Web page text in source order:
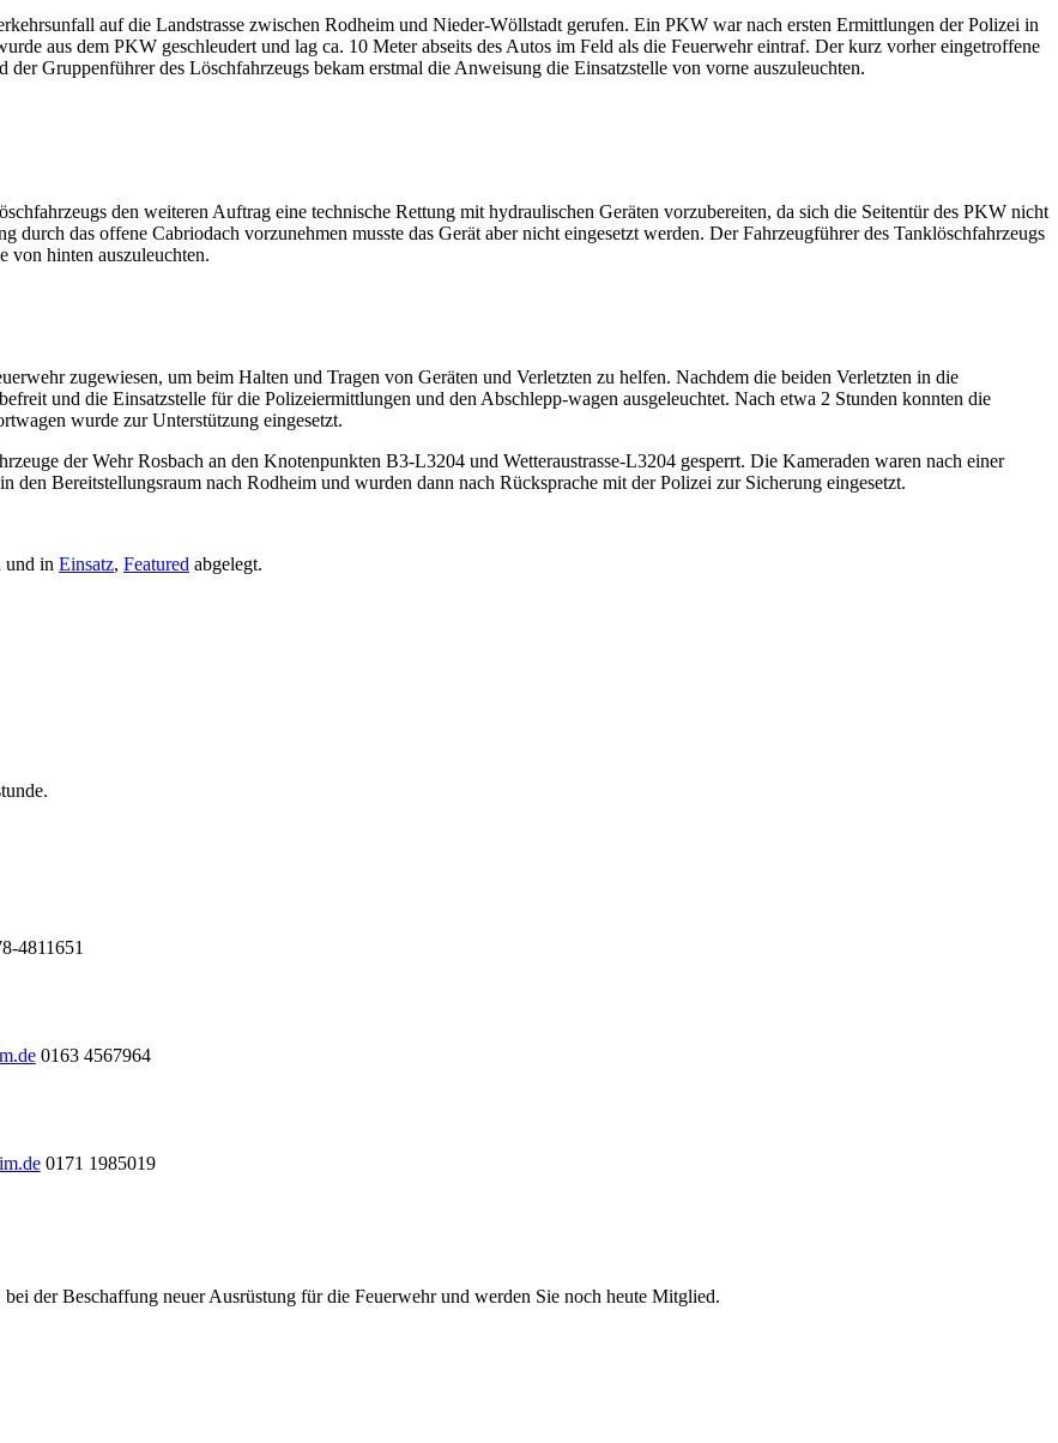
auf die Landstrasse zwischen Rodheim und Nieder-Wöllstadt gerufen. Ein PKW war nach ersten Ermittlungen der Polizei in
aus dem PKW geschleudert und lag ca. 10 Meter abseits des Autos im Feld als die Feuerwehr eintraf. Der kurz vorher eingetroffene
Gruppenführer des Löschfahrzeugs bekam erstmal die Anweisung die Einsatzstelle von vorne auszuleuchten.
den weiteren Auftrag eine technische Rettung mit hydraulischen Geräten vorzubereiten, da sich die Seitentür des PKW nicht
durch das offene Cabriodach vorzunehmen musste das Gerät aber nicht eingesetzt werden. Der Fahrzeugführer des Tanklöschfahrzeugs
von hinten auszuleuchten.
zugewiesen, um beim Halten und Tragen von Geräten und Verletzten zu helfen. Nachdem die beiden Verletzten in die
und die Einsatzstelle für die Polizeiermittlungen und den Abschlepp-wagen ausgeleuchtet. Nach etwa 2 Stunden konnten die
wurde zur Unterstützung eingesetzt.
der Wehr Rosbach an den Knotenpunkten B3-L3204 und Wetteraustrasse-L3204 gesperrt. Die Kameraden waren nach einer
Bereitstellungsraum nach Rodheim und wurden dann nach Rücksprache mit der Polizei zur Sicherung eingesetzt.
und in Einsatz, Featured abgelegt.
4811651
0163 4567964
0171 1985019
der Beschaffung neuer Ausrüstung für die Feuerwehr und werden Sie noch heute Mitglied.